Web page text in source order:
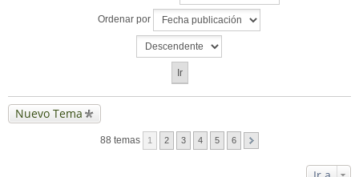
Ordenar por
Nuevo Tema
88 temas 1 2 3 4 5 6